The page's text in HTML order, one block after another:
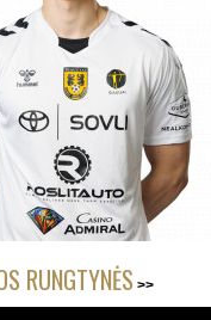
RUNGTYNĖS